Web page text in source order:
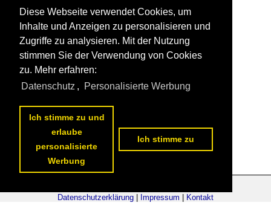
Datenschutzerklärung Impressum Kontakt
Diese Webseite verwendet Cookies, um
Inhalte und Anzeigen zu personalisieren und
Zugriffe zu analysieren. Mit der Nutzung
stimmen Sie der Verwendung von Cookies
zu. Mehr erfahren:
Datenschutz , Personalisierte Werbung
Ich stimme zu und
erlaube
personalisierte
Werbung
Ich stimme zu